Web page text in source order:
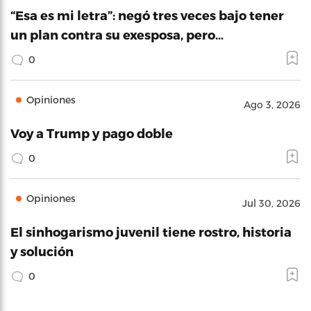
“Esa es mi letra”: negó tres veces bajo tener
un plan contra su exesposa, pero…
0
Opiniones Ago 3, 2026
Voy a Trump y pago doble
0
Opiniones Jul 30, 2026
El sinhogarismo juvenil tiene rostro, historia
y solución
0